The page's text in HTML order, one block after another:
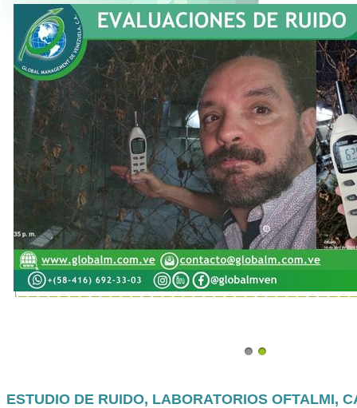
ESTUDIO DE RUIDO, LABORATORIOS OFTALMI,